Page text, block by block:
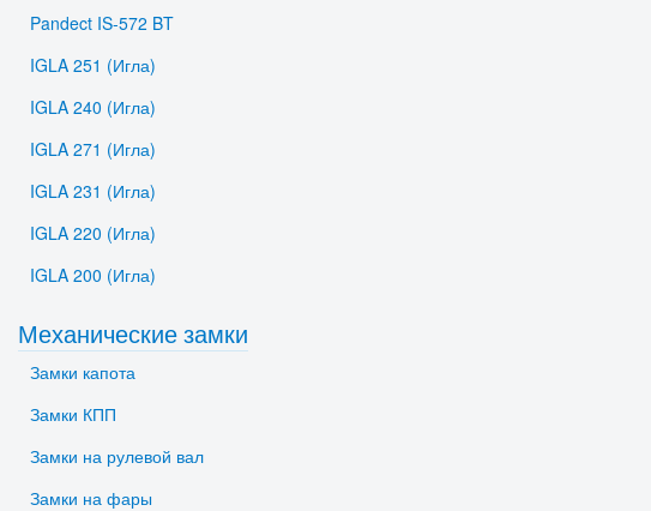
Pandect IS-572 BT
IGLA 251 (Игла)
IGLA 240 (Игла)
IGLA 271 (Игла)
IGLA 231 (Игла)
IGLA 220 (Игла)
IGLA 200 (Игла)
Механические замки
Замки капота
Замки КПП
Замки на рулевой вал
Замки на фары